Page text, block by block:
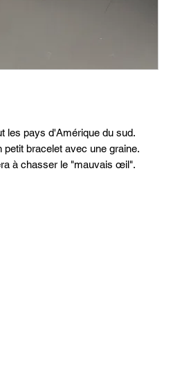
les pays d'Amérique du sud.
bracelet avec une graine.
à chasser le "mauvais œil".